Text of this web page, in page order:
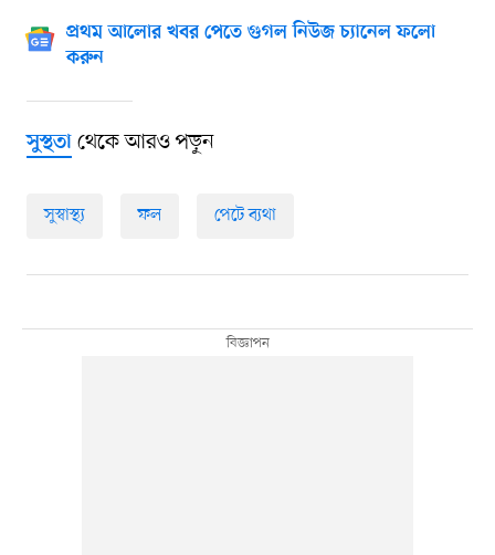
প্রথম আলোর খবর পেতে গুগল নিউজ চ্যানেল ফলো
করুন
সুস্থতাথেকে আরও পড়ুন
সুস্বাস্থ্য ফল পেটে ব্যথা